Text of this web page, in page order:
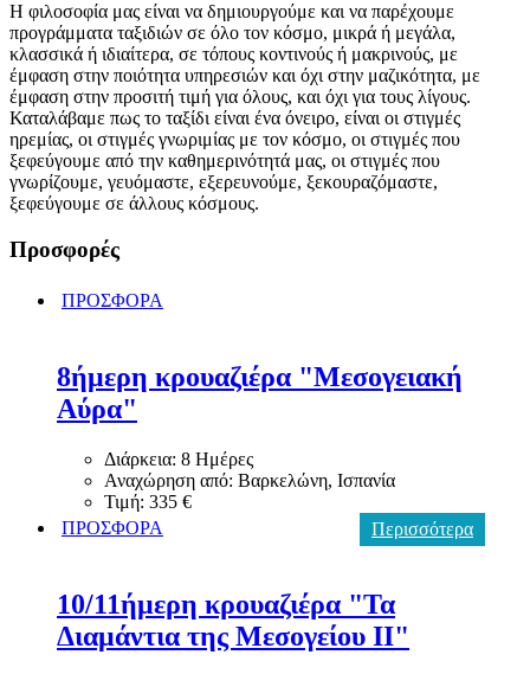
Η φιλοσοφία μας είναι να δημιουργούμε και να παρέχουμε
προγράμματα ταξιδιών σε όλο τον κόσμο, μικρά ή μεγάλα,
κλασσικά ή ιδιαίτερα, σε τόπους κοντινούς ή μακρινούς, με
έμφαση στην ποιότητα υπηρεσιών και όχι στην μαζικότητα, με
έμφαση στην προσιτή τιμή για όλους, και όχι για τους λίγους.
Καταλάβαμε πως το ταξίδι είναι ένα όνειρο, είναι οι στιγμές
ηρεμίας, οι στιγμές γνωριμίας με τον κόσμο, οι στιγμές που
ξεφεύγουμε από την καθημερινότητά μας, οι στιγμές που
γνωρίζουμε, γευόμαστε, εξερευνούμε, ξεκουραζόμαστε,
ξεφεύγουμε σε άλλους κόσμους.
Προσφορές
ΠΡΟΣΦΟΡΑ
8ήμερη κρουαζιέρα "Μεσογειακή
Αύρα"
Διάρκεια: 8 Ημέρες
Αναχώρηση από: Βαρκελώνη, Ισπανία
Τιμή: 335 €
Περισσότερα
ΠΡΟΣΦΟΡΑ
10/11ήμερη κρουαζιέρα "Τα
Διαμάντια της Μεσογείου ΙΙ"